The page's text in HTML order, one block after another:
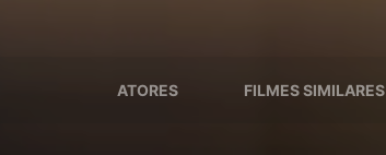
ATORES FILMES SIMILARES